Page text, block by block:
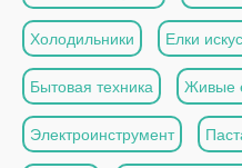
Холодильники Елки
Бытовая техника Живые
Электроинструмент